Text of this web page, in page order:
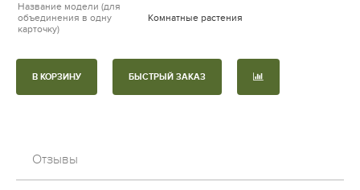
Название модели (для
объединения в одну
карточку)
Комнатные растения
В КОРЗИНУ БЫСТРЫЙ ЗАКАЗ
Отзывы